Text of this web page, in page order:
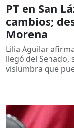
PT en San
cambios;
Morena
Lilia Aguilar
llegó del Senado,
vislumbra que